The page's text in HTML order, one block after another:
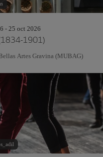
- 25 oct 2026
1901)
Artes Gravina (MUBAG)